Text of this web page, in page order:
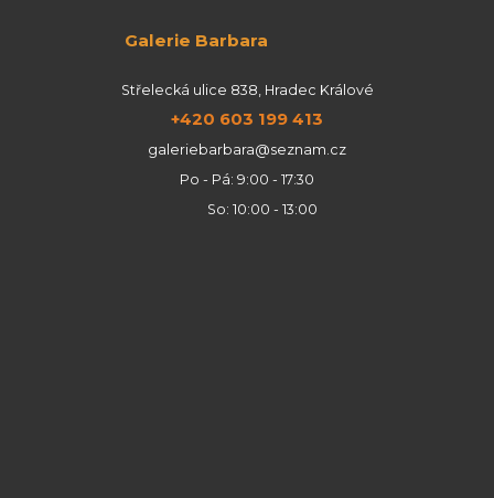
Galerie Barbara
Střelecká ulice 838, Hradec Králové
+420 603 199 413
galeriebarbara@seznam.cz
Po - Pá: 9:00 - 17:30
So: 10:00 - 13:00